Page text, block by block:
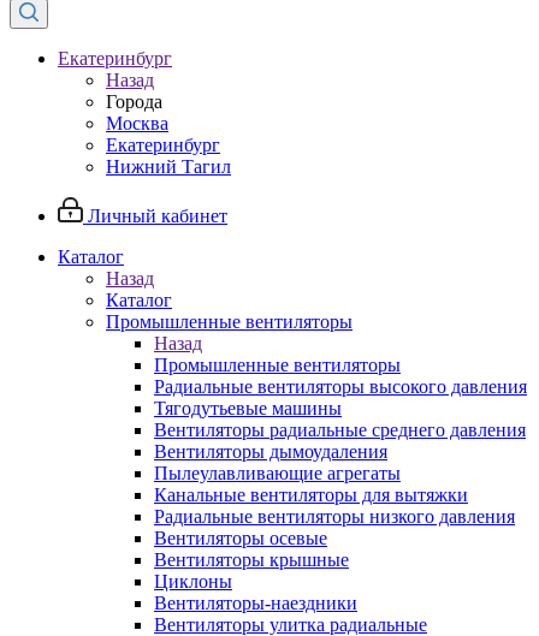
Екатеринбург
Назад
Города
Москва
Екатеринбург
Нижний Тагил
Личный кабинет
Каталог
Назад
Каталог
Промышленные вентиляторы
Назад
Промышленные вентиляторы
Радиальные вентиляторы высокого давления
Тягодутьевые машины
Вентиляторы радиальные среднего давления
Вентиляторы дымоудаления
Пылеулавливающие агрегаты
Канальные вентиляторы для вытяжки
Радиальные вентиляторы низкого давления
Вентиляторы осевые
Вентиляторы крышные
Циклоны
Вентиляторы-наездники
Вентиляторы улитка радиальные